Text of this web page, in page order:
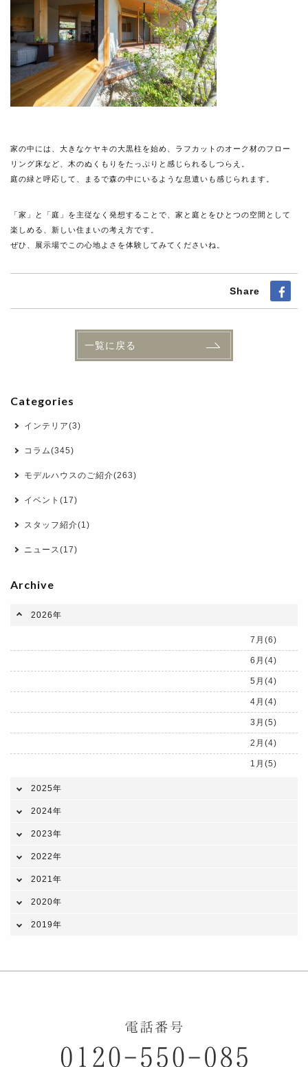
家の中には、大きなケヤキの大黒柱を始め、ラフカットのオーク材のフロー
リング床など、木のぬくもりをたっぷりと感じられるしつらえ。
庭の緑と呼応して、まるで森の中にいるような息遣いも感じられます。
「家」と「庭」を主従なく発想することで、家と庭とをひとつの空間として
楽しめる、新しい住まいの考え方です。
ぜひ、展示場でこの心地よさを体験してみてくださいね。
Share
一覧に戻る
Categories
インテリア(3)
コラム(345)
モデルハウスのご紹介(263)
イベント(17)
スタッフ紹介(1)
ニュース(17)
Archive
2026年
7月(6)
6月(4)
5月(4)
4月(4)
3月(5)
2月(4)
1月(5)
2025年
2024年
2023年
2022年
2021年
2020年
2019年